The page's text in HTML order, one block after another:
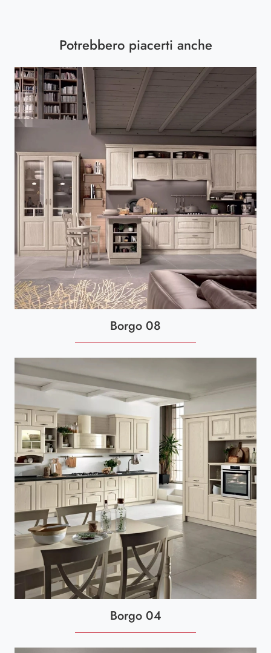
Potrebbero piacerti anche
Borgo 08
Borgo 04